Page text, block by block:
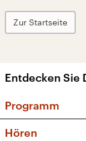
Zur Startseite
Entdecken Sie
Programm
Hören